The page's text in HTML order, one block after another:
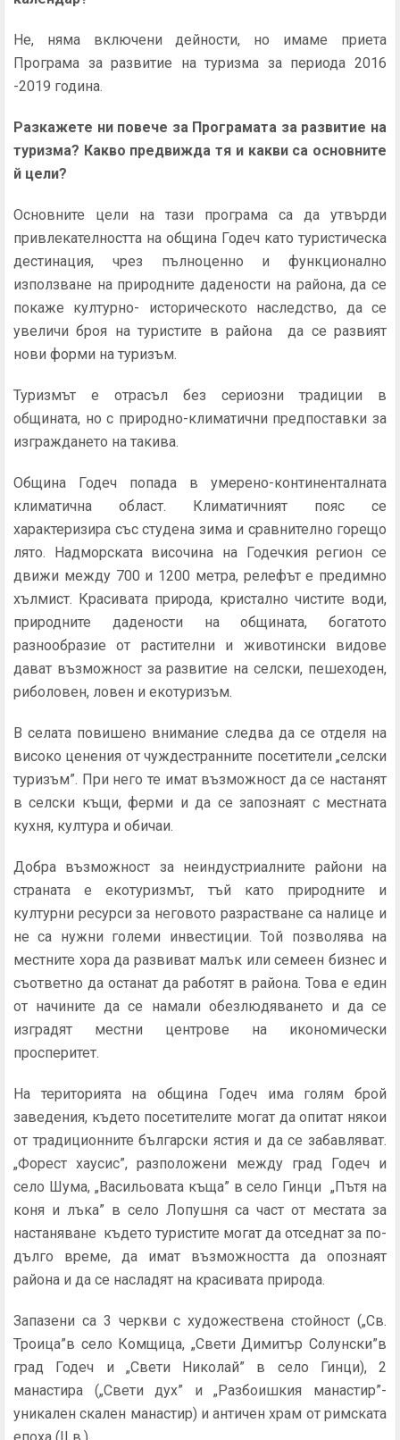
Не, няма включени дейности, но имаме приета
Програма за развитие на туризма за периода 2016
-2019 година.
Разкажете ни повече за Програмата за развитие на
туризма? Какво предвижда тя и какви са основните
й цели?
Основните цели на тази програма са да утвърди
привлекателността на община Годеч като туристическа
дестинация, чрез пълноценно и функционално
използване на природните дадености на района, да се
покаже културно- историческото наследство, да се
увеличи броя на туристите в района да се развият
нови форми на туризъм.
Туризмът е отрасъл без сериозни традиции в
общината, но с природно-климатични предпоставки за
изграждането на такива.
Община Годеч попада в умерено-континенталната
климатична област. Климатичният пояс се
характеризира със студена зима и сравнително горещо
лято. Надморската височина на Годечкия регион се
движи между 700 и 1200 метра, релефът е предимно
хълмист. Красивата природа, кристално чистите води,
природните дадености на общината, богатото
разнообразие от растителни и животински видове
дават възможност за развитие на селски, пешеходен,
риболовен, ловен и екотуризъм.
В селата повишено внимание следва да се отделя на
високо ценения от чуждестранните посетители „селски
туризъм”. При него те имат възможност да се настанят
в селски къщи, ферми и да се запознаят с местната
кухня, култура и обичаи.
Добра възможност за неиндустриалните райони на
страната е екотуризмът, тъй като природните и
културни ресурси за неговото разрастване са налице и
не са нужни големи инвестиции. Той позволява на
местните хора да развиват малък или семеен бизнес и
съответно да останат да работят в района. Това е един
от начините да се намали обезлюдяването и да се
изградят местни центрове на икономически
просперитет.
На територията на община Годеч има голям брой
заведения, където посетителите могат да опитат някои
от традиционните български ястия и да се забавляват.
„Форест хаусис”, разположени между град Годеч и
село Шума, „Васильовата къща” в село Гинци „Пътя на
коня и лъка” в село Лопушня са част от местата за
настаняване където туристите могат да отседнат за по-
дълго време, да имат възможността да опознаят
района и да се насладят на красивата природа.
Запазени са 3 черкви с художествена стойност („Св.
Троица”в село Комщица, „Свети Димитър Солунски”в
град Годеч и „Свети Николай” в село Гинци), 2
манастира („Свети дух” и „Разбоишкия манастир”-
уникален скален манастир) и античен храм от римската